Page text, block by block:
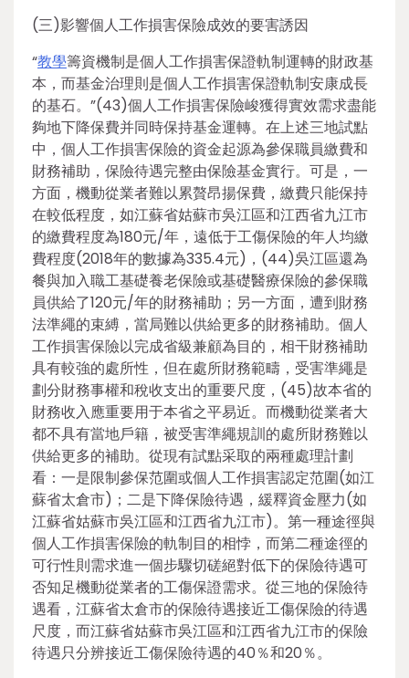
(三)影響個人工作損害保險成效的要害誘因
“教學籌資機制是個人工作損害保證軌制運轉的財政基
本，而基金治理則是個人工作損害保證軌制安康成長
的基石。”(43)個人工作損害保險峻獲得實效需求盡能
夠地下降保費并同時保持基金運轉。在上述三地試點
中，個人工作損害保險的資金起源為參保職員繳費和
財務補助，保險待遇完整由保險基金實行。可是，一
方面，機動從業者難以累贅昂揚保費，繳費只能保持
在較低程度，如江蘇省姑蘇市吳江區和江西省九江市
的繳費程度為180元/年，遠低于工傷保險的年人均繳
費程度(2018年的數據為335.4元)，(44)吳江區還為
餐與加入職工基礎養老保險或基礎醫療保險的參保職
員供給了120元/年的財務補助；另一方面，遭到財務
法準繩的束縛，當局難以供給更多的財務補助。個人
工作損害保險以完成省級兼顧為目的，相干財務補助
具有較強的處所性，但在處所財務範疇，受害準繩是
劃分財務事權和稅收支出的重要尺度，(45)故本省的
財務收入應重要用于本省之平易近。而機動從業者大
都不具有當地戶籍，被受害準繩規訓的處所財務難以
供給更多的補助。從現有試點采取的兩種處理計劃
看：一是限制參保范圍或個人工作損害認定范圍(如江
蘇省太倉市)；二是下降保險待遇，緩釋資金壓力(如
江蘇省姑蘇市吳江區和江西省九江市)。第一種途徑與
個人工作損害保險的軌制目的相悖，而第二種途徑的
可行性則需求進一個步驟切磋絕對低下的保險待遇可
否知足機動從業者的工傷保證需求。從三地的保險待
遇看，江蘇省太倉市的保險待遇接近工傷保險的待遇
尺度，而江蘇省姑蘇市吳江區和江西省九江市的保險
待遇只分辨接近工傷保險待遇的40％和20％。